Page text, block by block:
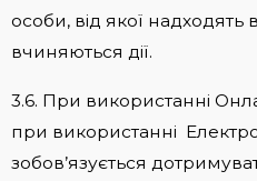
особи, від якої надходять
вчиняються дії.
3.6. При використанні
при використанні
зобов’язується